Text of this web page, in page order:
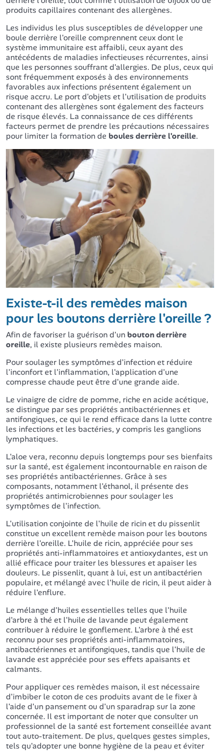
produits capillaires contenant des allergènes.
Les individus les plus susceptibles de développer une
boule derrière l'oreille comprennent ceux dont le
système immunitaire est affaibli, ceux ayant des
antécédents de maladies infectieuses récurrentes, ainsi
que les personnes souffrant d'allergies. De plus, ceux qui
sont fréquemment exposés à des environnements
favorables aux infections présentent également un
risque accru. Le port d'objets et l'utilisation de produits
contenant des allergènes sont également des facteurs
de risque élevés. La connaissance de ces différents
facteurs permet de prendre les précautions nécessaires
pour limiter la formation de boules derrière l'oreille.
Existe-t-il des remèdes maison
pour les boutons derrière l'oreille ?
Afin de favoriser la guérison d'un bouton derrière
oreille, il existe plusieurs remèdes maison.
Pour soulager les symptômes d'infection et réduire
l'inconfort et l'inflammation, l'application d'une
compresse chaude peut être d'une grande aide.
Le vinaigre de cidre de pomme, riche en acide acétique,
se distingue par ses propriétés antibactériennes et
antifongiques, ce qui le rend efficace dans la lutte contre
les infections et les bactéries, y compris les ganglions
lymphatiques.
L'aloe vera, reconnu depuis longtemps pour ses bienfaits
sur la santé, est également incontournable en raison de
ses propriétés antibactériennes. Grâce à ses
composants, notamment l'éthanol, il présente des
propriétés antimicrobiennes pour soulager les
symptômes de l'infection.
L'utilisation conjointe de l'huile de ricin et du pissenlit
constitue un excellent remède maison pour les boutons
derrière l'oreille. L'huile de ricin, appréciée pour ses
propriétés anti-inflammatoires et antioxydantes, est un
allié efficace pour traiter les blessures et apaiser les
douleurs. Le pissenlit, quant à lui, est un antibactérien
populaire, et mélangé avec l'huile de ricin, il peut aider à
réduire l'enflure.
Le mélange d'huiles essentielles telles que l'huile
d'arbre à thé et l'huile de lavande peut également
contribuer à réduire le gonflement. L'arbre à thé est
reconnu pour ses propriétés anti-inflammatoires,
antibactériennes et antifongiques, tandis que l'huile de
lavande est appréciée pour ses effets apaisants et
calmants.
Pour appliquer ces remèdes maison, il est nécessaire
d'imbiber le coton de ces produits avant de le fixer à
l'aide d'un pansement ou d'un sparadrap sur la zone
concernée. Il est important de noter que consulter un
professionnel de la santé est fortement conseillée avant
tout auto-traitement. De plus, quelques gestes simples,
tels qu'adopter une bonne hygiène de la peau et éviter